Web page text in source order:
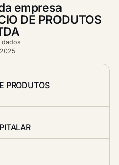
empresa
DE PRODUTOS
dados
PRODUTOS